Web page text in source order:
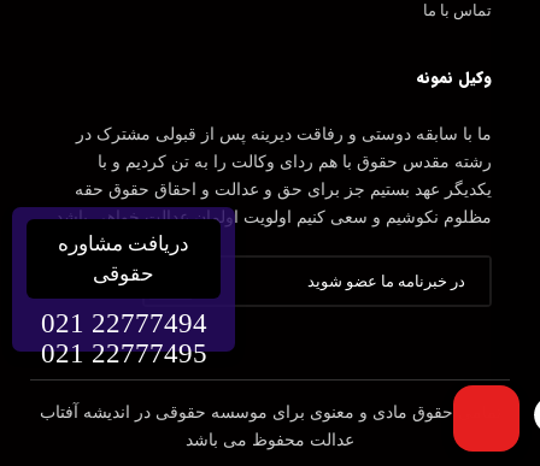
تماس با ما
وکیل نمونه
ما با سابقه دوستی و رفاقت دیرینه پس از قبولی مشترک در
رشته مقدس حقوق با هم ردای وکالت را به تن کردیم و با
یکدیگر عهد بستیم جز برای حق و عدالت و احقاق حقوق حقه
مظلوم نکوشیم و سعی کنیم اولویت اولمان عدالت خواهی باشد.
تمامی حقوق مادی و معنوی برای موسسه حقوقی در اندیشه آفتاب
عدالت محفوظ می باشد
دریافت مشاوره
حقوقی
021 22777494
021 22777495